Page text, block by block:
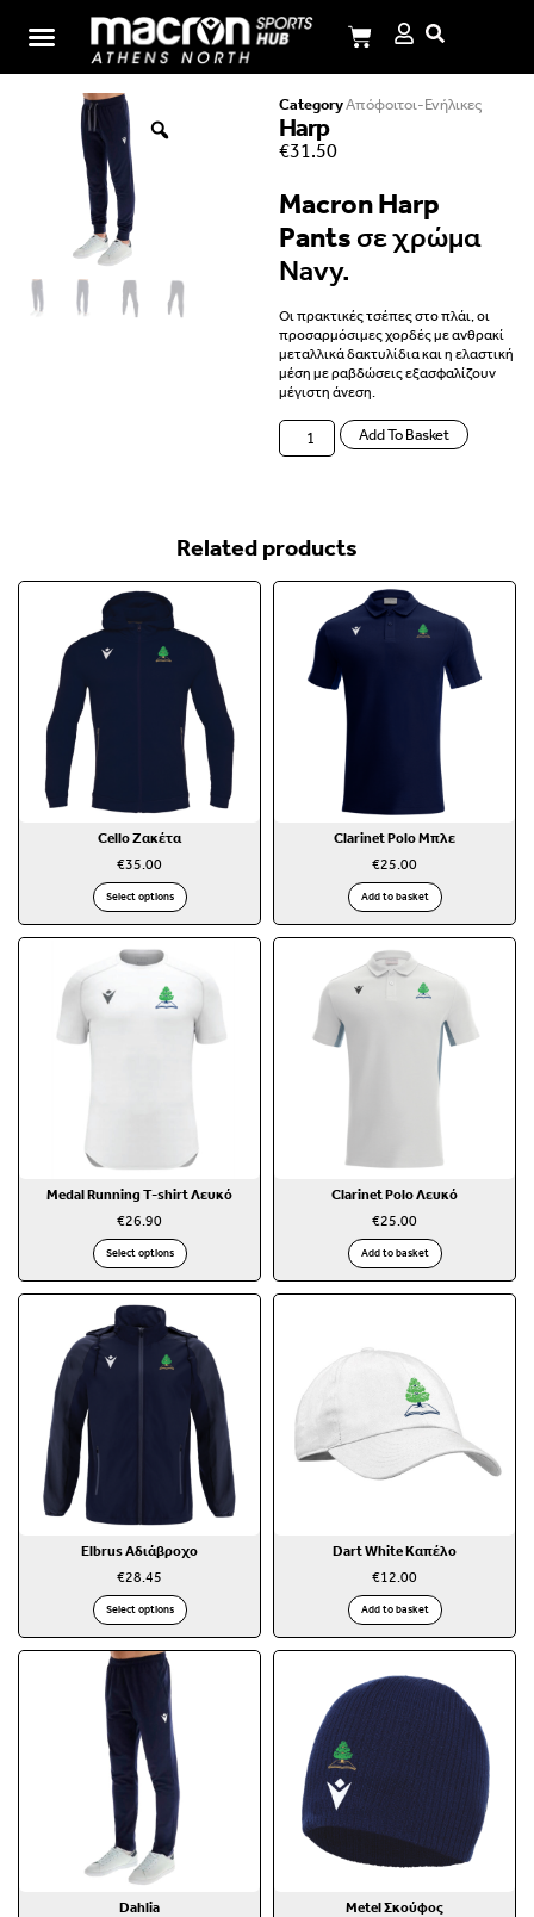
CategoryΑπόφοιτοι-Ενήλικες
Harp
€31.50
Macron Harp
Pantsσε χρώμα
Navy.
Οι πρακτικές τσέπες στο πλάι, οι
προσαρμόσιμες χορδές με ανθρακί
μεταλλικά δακτυλίδια και η ελαστική
μέση με ραβδώσεις εξασφαλίζουν
μέγιστη άνεση.
Add To Basket
Related products
Cello Ζακέτα
€35.00
Select options
Clarinet Polo Μπλε
€25.00
Add to basket
Medal Running T-shirt Λευκό
€26.90
Select options
Clarinet Polo Λευκό
€25.00
Add to basket
Elbrus Αδιάβροχο
€28.45
Select options
Dart White Καπέλο
€12.00
Add to basket
Dahlia
Metel Σκούφος